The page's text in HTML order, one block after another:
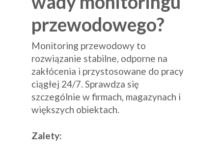
przewodowego?
Monitoring przewodowy to
rozwiązanie stabilne, odporne na
zakłócenia i przystosowane do pracy
ciągłej 24/7. Sprawdza się
szczególnie w firmach, magazynach i
większych obiektach.
Zalety: